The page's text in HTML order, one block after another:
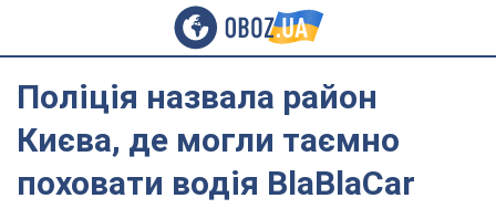
Поліція назвала район
Києва, де могли таємно
поховати водія BlaBlaCar